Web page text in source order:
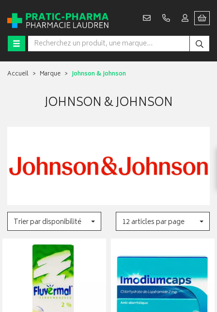
Accueil Marque Johnson & Johnson
JOHNSON & JOHNSON
Trier par disponibilité 12 articles par page